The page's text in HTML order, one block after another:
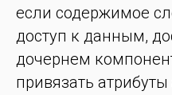
если содержимое
доступ к данным,
дочернем
привязать